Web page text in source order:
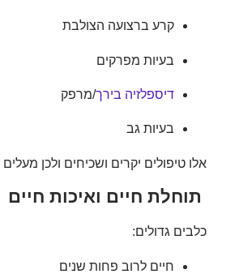
קרע ברצועה הצולבת
בעיות מפרקים
דיספלזיה בירך/מרפק
בעיות גב
טיפולים יקרים ושכיחים ולכן מעלים פרמיה.
חיים ואיכות חיים
גדולים:
חיים לרוב פחות שנים